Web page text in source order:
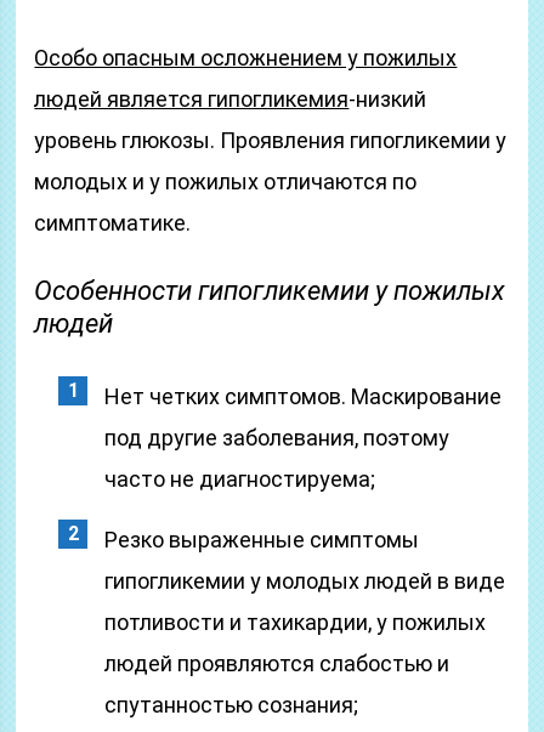
Особо опасным осложнением у пожилых
людей является гипогликемия-низкий
уровень глюкозы. Проявления гипогликемии у
молодых и у пожилых отличаются по
симптоматике.
Особенности гипогликемии у пожилых
людей
Нет четких симптомов. Маскирование
под другие заболевания, поэтому
часто не диагностируема;
Резко выраженные симптомы
гипогликемии у молодых людей в виде
потливости и тахикардии, у пожилых
людей проявляются слабостью и
спутанностью сознания;